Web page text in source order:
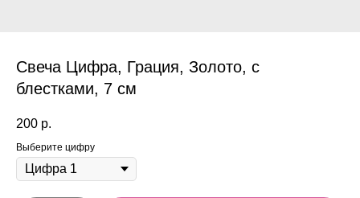
Свеча Цифра, Грация, Золото, с
блестками, 7 см
200 р.
Выберите цифру